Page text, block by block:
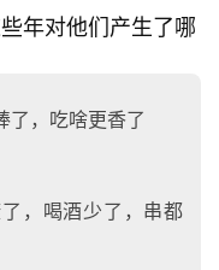
年对他们产生了哪
了，吃啥更香了
，喝酒少了，串都